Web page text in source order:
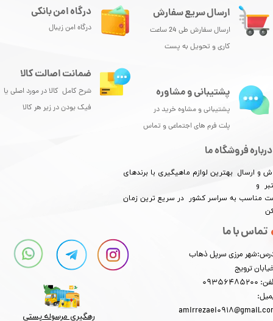
ارسال سریع سفارش
ارسال سفارش طی 24 ساعت
کاری و تحویل به پست
درباره فروشگاه ما
و ارسال بهترین لوازم ماهیگیری با برندهای
و
مناسب به سراسر کشور در سریع ترین زمان
تماس با ما
مرزی سرپل ذهاب
ترویج
درگاه امن بانکی
درگاه امن زیبال
پشتیبانی و مشاوره
پشتیبانی و مشاوه خرید در
پلت فرم های اجتماعی و تماس
ضمانت اصالت کالا
شرح کامل کالا در مورد اصلی یا
فیک بودن در زیر هر کالا
رهگیری مرسوله پستی​​​​​​​